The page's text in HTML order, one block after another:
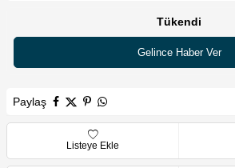
Tükendi
Gelince Haber Ver
Paylaş
Listeye Ekle